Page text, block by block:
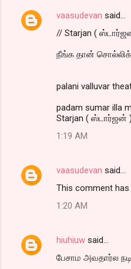
vaasudevan said…
// Starjan ( ஸ்டார்ஜன்
நீங்க தான்
palani valluvar
padam sumar illa
Starjan ( ஸ்டார்ஜன் )
1:19 AM
vaasudevan said…
This comment has
1:20 AM
hiuhiuw said…
பேசாம அவதார்ல